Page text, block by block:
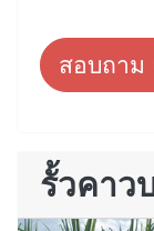
สอบถาม
รั้วคาว